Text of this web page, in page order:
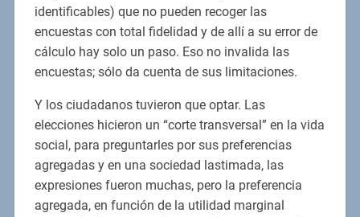
identificables) que no pueden recoger las
encuestas con total fidelidad y de allí a su error de
cálculo hay solo un paso. Eso no invalida las
encuestas; sólo da cuenta de sus limitaciones.
Y los ciudadanos tuvieron que optar. Las
elecciones hicieron un “corte transversal” en la vida
social, para preguntarles por sus preferencias
agregadas y en una sociedad lastimada, las
expresiones fueron muchas, pero la preferencia
agregada, en función de la utilidad marginal